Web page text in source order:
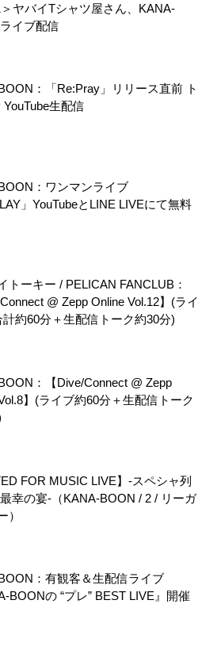
＞ヤバイTシャツ屋さん、KANA-
イブ配信
：「Re:Pray」リリース直前 ト
YouTube生配信
：ワンマンライブ
」YouTubeとLINE LIVEにて無料
トーキー / PELICAN FANCLUB：
Connect @ Zepp Online Vol.12】(ライ
計約60分＋生配信トーク約30分)
：【Dive/Connect @ Zepp
】(ライブ約60分＋生配信トーク
FOR MUSIC LIVE】-スペシャ列
幸の宴-（KANA-BOON / 2 / リーガ
）
：有観客＆生配信ライブ
BOONの “プレ” BEST LIVE』開催